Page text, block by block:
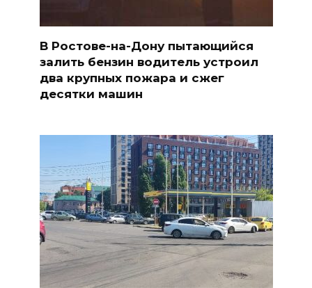
В Ростове-на-Дону пытающийся
залить бензин водитель устроил
два крупных пожара и сжег
десятки машин